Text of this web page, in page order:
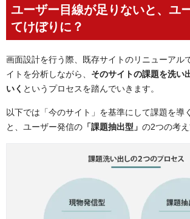
ユーザー目線が足りないと、ユ
てけぼりに？
画面設計を行う際、既存サイトのリニューアル
イトを分析しながら、 そのサイトの課題を洗い
いく というプロセスを踏んでいきます。
以下では「今のサイト」を基準にして課題を導く
と、ユーザー発信の 「課題抽出型」 の2つの考え